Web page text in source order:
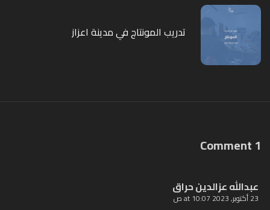
تدريب المونتاج في مدينة اعزاز
1 Comment
عبدالله عزالدين حراق
23 أكتوبر, 2023 at 10:07 ص